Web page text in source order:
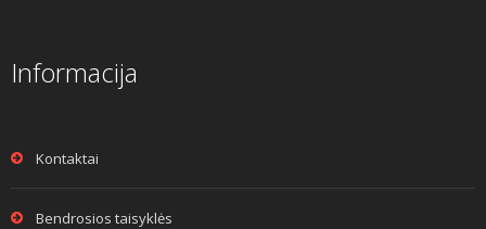
Informacija
Kontaktai
Bendrosios taisyklės